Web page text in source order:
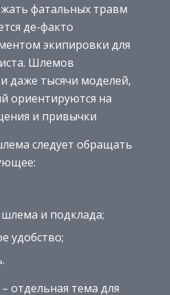
фатальных травм
де-факто
экипировки для
Шлемов
даже тысячи моделей,
ориентируются на
и привычки
следует обращать
и подклада;
удобство;
отдельная тема для